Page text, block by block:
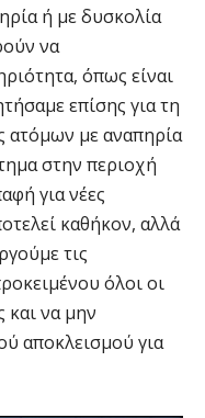
ή με δυσκολία
να
όπως είναι
επίσης για τη
ατόμων με αναπηρία
στην περιοχή
για νέες
καθήκον, αλλά
τις
όλοι οι
και να μην
αποκλεισμού για